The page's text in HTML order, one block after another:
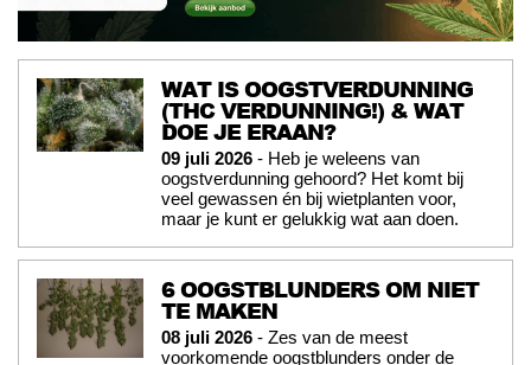
WAT IS OOGSTVERDUNNING
(THC VERDUNNING!) & WAT
DOE JE ERAAN?
09 juli 2026 - Heb je weleens van
oogstverdunning gehoord? Het komt bij
veel gewassen én bij wietplanten voor,
maar je kunt er gelukkig wat aan doen.
6 OOGSTBLUNDERS OM NIET
TE MAKEN
08 juli 2026 - Zes van de meest
voorkomende oogstblunders onder de